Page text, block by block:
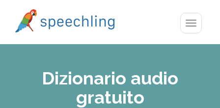
Toggle
Dizionario audio
gratuito